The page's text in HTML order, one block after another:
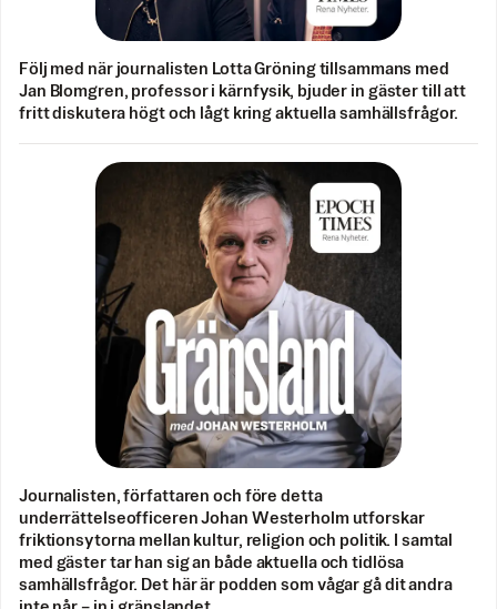
Följ med när journalisten Lotta Gröning tillsammans med
Jan Blomgren, professor i kärnfysik, bjuder in gäster till att
fritt diskutera högt och lågt kring aktuella samhällsfrågor.
Journalisten, författaren och före detta
underrättelseofficeren Johan Westerholm utforskar
friktionsytorna mellan kultur, religion och politik. I samtal
med gäster tar han sig an både aktuella och tidlösa
samhällsfrågor. Det här är podden som vågar gå dit andra